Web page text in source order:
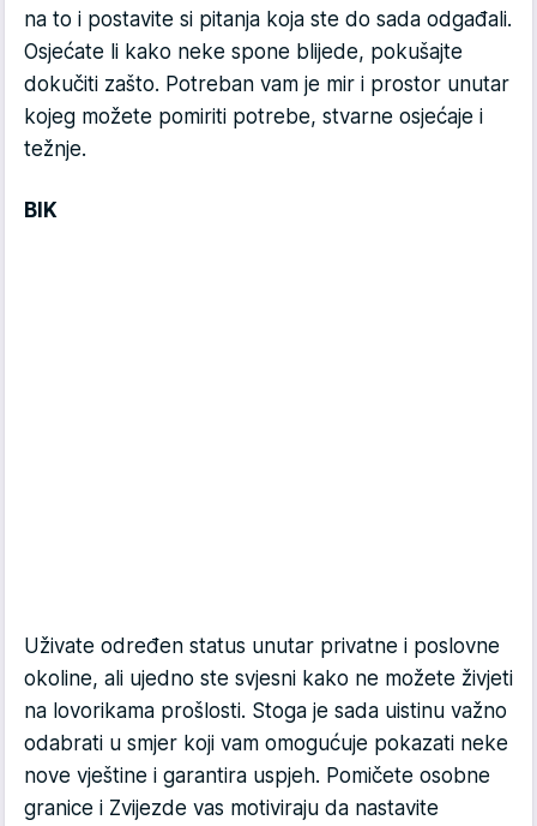
na to i postavite si pitanja koja ste do sada odgađali.
Osjećate li kako neke spone blijede, pokušajte
dokučiti zašto. Potreban vam je mir i prostor unutar
kojeg možete pomiriti potrebe, stvarne osjećaje i
težnje.
BIK
Uživate određen status unutar privatne i poslovne
okoline, ali ujedno ste svjesni kako ne možete živjeti
na lovorikama prošlosti. Stoga je sada uistinu važno
odabrati u smjer koji vam omogućuje pokazati neke
nove vještine i garantira uspjeh. Pomičete osobne
granice i Zvijezde vas motiviraju da nastavite